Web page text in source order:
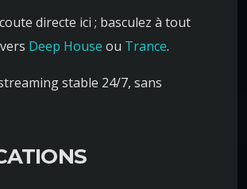
directe ici ; basculez à tout
Deep House ou Trance.
stable 24/7, sans